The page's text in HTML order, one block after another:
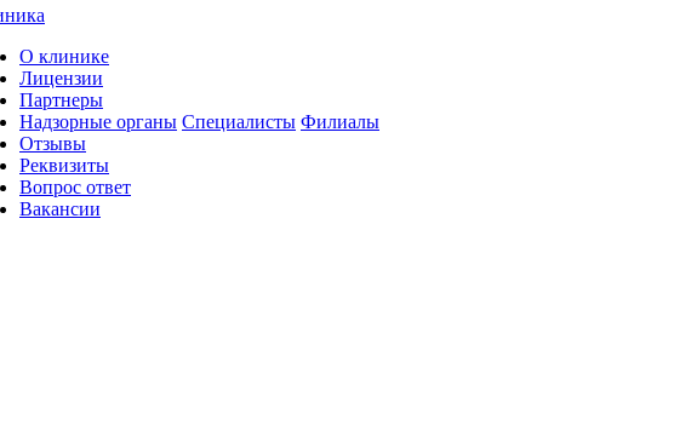
О клинике
Лицензии
Партнеры
Надзорные органы
Отзывы
Реквизиты
Вопрос ответ
Вакансии
Специалисты Филиалы